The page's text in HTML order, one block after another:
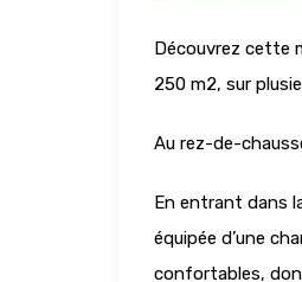
Découvrez cette
250 m2, sur
Au rez-de-
En entrant dans
équipée d’une
confortables,